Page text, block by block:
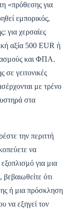
«πρόθεσης για
εμπορικός,
για χερσαίες
αξία 500 EUR ή
και ΦΠΑ.
γειτονικές
με τρένο
στα
την περιττή
να
για μια
ότι
ή μια πρόσκληση
να εξηγεί τον